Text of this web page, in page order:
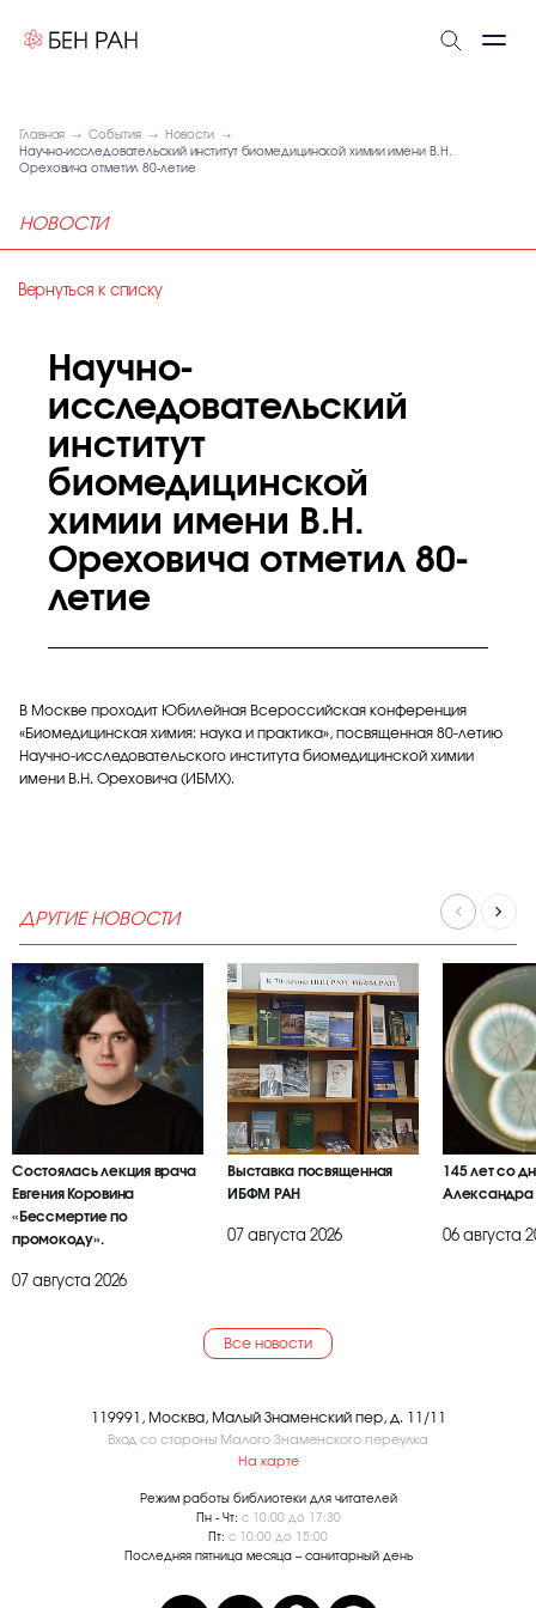
Главная События
Новости
Научно-исследовательский институт биомедицинской химии имени В.Н.
Ореховича отметил 80-летие
НОВОСТИ
Вернуться к списку
Научно-
исследовательский
институт
биомедицинской
химии имени В.Н.
Ореховича отметил 80-
летие
В Москве проходит Юбилейная Всероссийская конференция
«Биомедицинская химия: наука и практика», посвященная 80-летию
Научно-исследовательского института биомедицинской химии
имени В.Н. Ореховича (ИБМХ).
ДРУГИЕ НОВОСТИ
Состоялась лекция врача
Евгения Коровина
«Бессмертие по
промокоду».
07 августа 2026
Выставка посвященная
ИБФМ РАН
07 августа 2026
145 лет со
Александра
06 августа
Все новости
119991, Москва, Малый Знаменский пер, д. 11/11
Вход со стороны Малого Знаменского переулка
На карте
Режим работы библиотеки для читателей
Пн - Чт: с 10:00 до 17:30
Пт: с 10:00 до 15:00
Последняя пятница месяца – санитарный день